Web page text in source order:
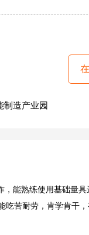
制造产业园
能熟练使用基础量
吃苦耐劳，肯学肯干